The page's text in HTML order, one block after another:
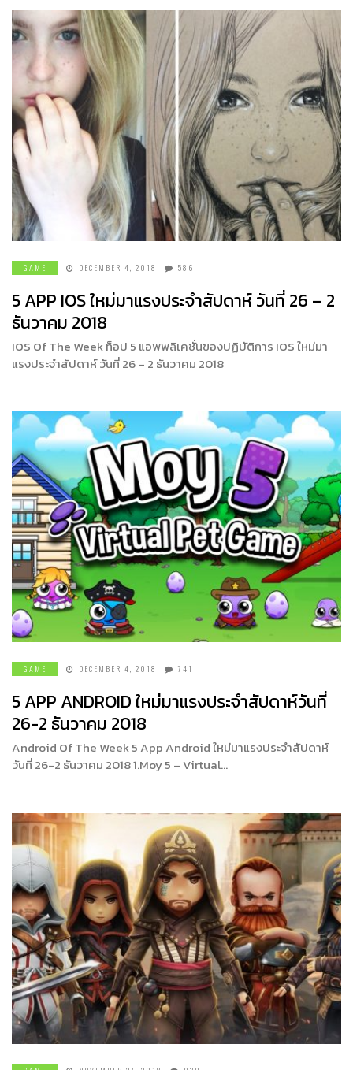
GAME DECEMBER 4, 2018 586
5 APP IOS ใหม่มาแรงประจำสัปดาห์ วันที่ 26 – 2
ธันวาคม 2018
IOS Of The Week ท็อป 5 แอพพลิเคชั่นของปฏิบัติการ IOS ใหม่มา
แรงประจำสัปดาห์ วันที่ 26 – 2 ธันวาคม 2018
GAME DECEMBER 4, 2018 741
5 APP ANDROID ใหม่มาแรงประจำสัปดาห์วันที่
26-2 ธันวาคม 2018
Android Of The Week 5 App Android ใหม่มาแรงประจำสัปดาห์
วันที่ 26-2 ธันวาคม 2018 1.Moy 5 – Virtual…